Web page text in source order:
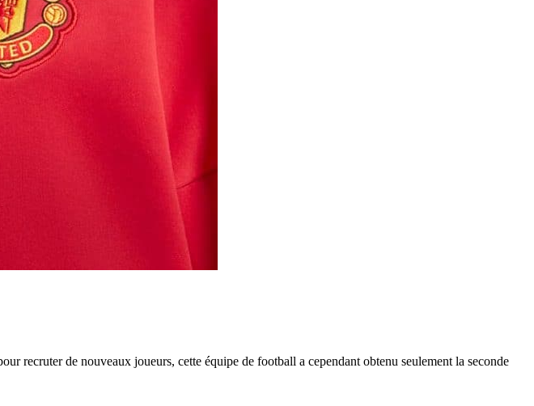
recruter de nouveaux joueurs, cette équipe de football a cependant obtenu seulement la seconde